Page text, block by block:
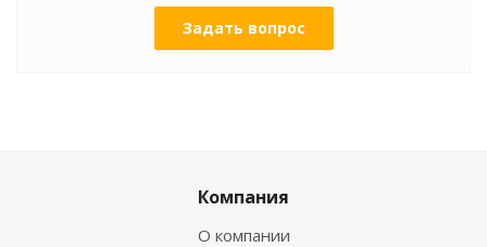
Задать вопрос
Компания
О компании